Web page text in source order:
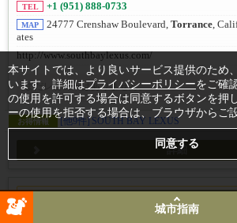
TEL +1 (951) 888-0733
MAP 24777 Crenshaw Boulevard, Torrance,
ates
http://www.southbaylexus.com/
まだレビューはありません。
お得情報 [他9件] SOUTH BAY LEXUS
詳細
この記事の文章は機械翻訳されています。
味合い等に差異がある可能性がありますの
城市指南
本サイトでは、より良いサービス提供のため
います。詳細はプライバシーポリシーをご確
の使用を許可する場合は同意するボタンを押
ーの使用を拒否する場合は、ブラウザからご